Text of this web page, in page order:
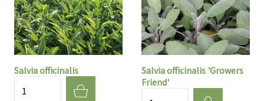
Salvia officinalis
Salvia officinalis 'Growers
Friend'